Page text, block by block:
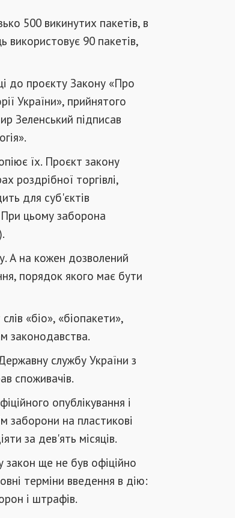
500 викинутих пакетів, в
використовує 90 пакетів,
до проєкту Закону «Про
України», прийнятого
Зеленський підписав
їх. Проєкт закону
роздрібної торгівлі,
для суб'єктів
цьому заборона
А на кожен дозволений
порядок якого має бути
«біо», «біопакети»,
законодавства.
службу України з
споживачів.
опублікування і
заборони на пластикові
за дев'ять місяців.
ще не був офіційно
терміни введення в дію:
і штрафів.